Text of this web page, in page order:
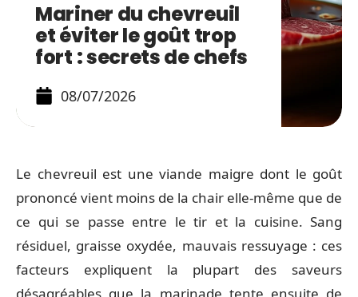
Mariner du chevreuil
et éviter le goût trop
fort : secrets de chefs
08/07/2026
Le chevreuil est une viande maigre dont le goût
prononcé vient moins de la chair elle-même que de
ce qui se passe entre le tir et la cuisine. Sang
résiduel, graisse oxydée, mauvais ressuyage : ces
facteurs expliquent la plupart des saveurs